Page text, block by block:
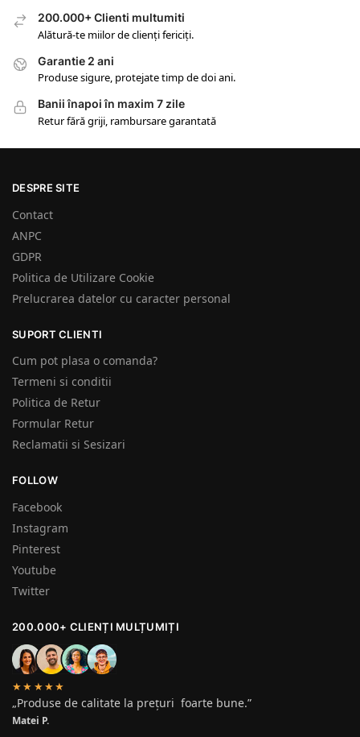
200.000+ Clienti multumiti
Alătură-te miilor de clienți fericiți.
Garantie 2 ani
Produse sigure, protejate timp de doi ani.
Banii înapoi în maxim 7 zile
Retur fără griji, rambursare garantată
DESPRE SITE
Contact
ANPC
GDPR
Politica de Utilizare Cookie
Prelucrarea datelor cu caracter personal
SUPORT CLIENTI
Cum pot plasa o comanda?
Termeni si conditii
Politica de Retur
Formular Retur
Reclamatii si Sesizari
FOLLOW
Facebook
Instagram
Pinterest
Youtube
Twitter
200.000+ CLIENȚI MULȚUMIȚI
★★★★★
„Produse de calitate la prețuri foarte bune.”
Matei P.